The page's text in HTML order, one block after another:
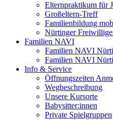
Elternpraktikum für
Großeltern-Treff
Familienbildung
Nürtinger
Familien NAVI
Familien NAVI
Familien NAVI
Info & Service
Öffnungszeiten
Wegbeschreibung
Unsere Kursorte
Babysitter:innen
Private Spielgruppen